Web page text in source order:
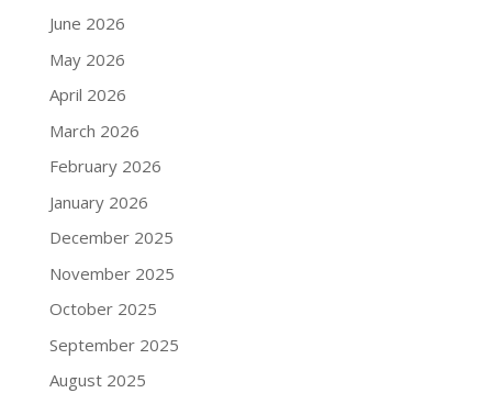
June 2026
May 2026
April 2026
March 2026
February 2026
January 2026
December 2025
November 2025
October 2025
September 2025
August 2025